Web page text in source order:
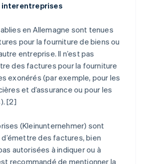
interentreprises
en Allemagne sont tenues
pour la fourniture de biens ou
entreprise. Il n’est pas
des factures pour la fourniture
exonérés (par exemple, pour les
et d’assurance ou pour les
[2]
(Kleinunternehmer) sont
des factures, bien
autorisées à indiquer ou à
recommandé de mentionner la